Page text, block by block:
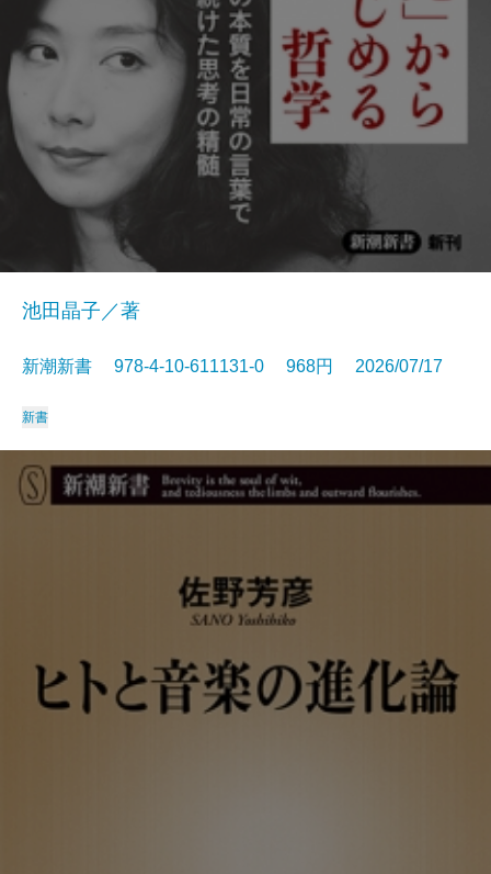
池田晶子／著
新潮新書 978-4-10-611131-0 968円 2026/07/17
新書